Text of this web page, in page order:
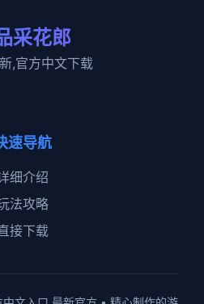
采花郎
,官方中文下载
速导航
细介绍
法攻略
接下载